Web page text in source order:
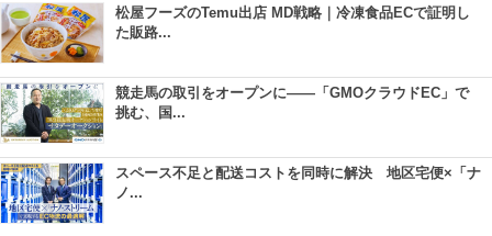
松屋フーズのTemu出店 MD戦略｜冷凍食品ECで証明し
た販路...
競走馬の取引をオープンに――「GMOクラウドEC」で
挑む、国...
スペース不足と配送コストを同時に解決 地区宅便×「ナ
ノ...